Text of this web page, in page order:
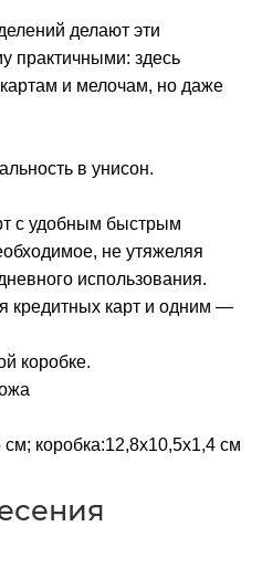
делают эти
практичными: здесь
и мелочам, но даже
в унисон.
с удобным быстрым
не утяжеляя
использования.
кредитных карт и одним —
коробке.
см; коробка:12,8х10,5х1,4 см